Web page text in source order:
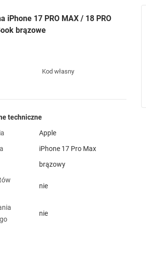
iPhone 17 PRO MAX / 18 PRO
brązowe
Kod własny
techniczne
Apple
iPhone 17 Pro Max
brązowy
nie
nie